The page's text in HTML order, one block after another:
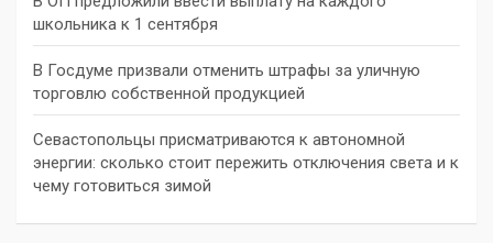
школьника к 1 сентября
В Госдуме призвали отменить штрафы за уличную
торговлю собственной продукцией
Севастопольцы присматриваются к автономной
энергии: сколько стоит пережить отключения света и к
чему готовиться зимой